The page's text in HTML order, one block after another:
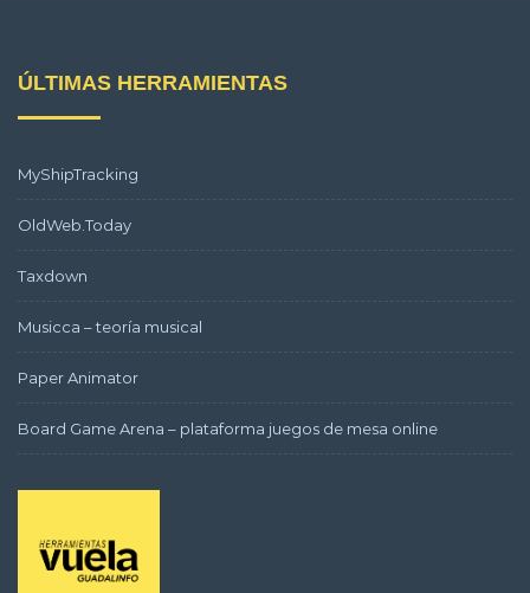
ÚLTIMAS HERRAMIENTAS
MyShipTracking
OldWeb.Today
Taxdown
Musicca – teoría musical
Paper Animator
Board Game Arena – plataforma juegos de mesa online